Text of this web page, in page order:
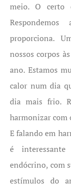
meio. O certo
proporciona.
nossos corpos
ano. Estamos
calor num dia
dia mais frio.
harmonizar com
E falando em
é
endócrino, com
estímulos do